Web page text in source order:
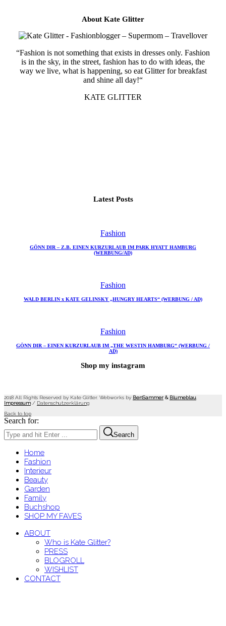
About Kate Glitter
“Fashion is not something that exists in dresses only. Fashion
is in the sky, in the street, fashion has to do with ideas, the
way we live, what is happening, so eat Glitter for breakfast
and shine all day!“
KATE GLITTER
Latest Posts
Fashion
GÖNN DIR – Z.B. EINEN KURZURLAUB IM PARK HYATT HAMBURG
(WERBUNG/AD)
Fashion
WALD BERLIN x KATE GELINSKY „HUNGRY HEARTS“ (WERBUNG / AD)
Fashion
GÖNN DIR – EINEN KURZURLAUB IM „THE WESTIN HAMBURG“ (WERBUNG /
AD)
Shop my instagram
2018 All Rights Reserved by Kate Glitter. Webworks by BenSammer & Blumeblau.
Impressum/ Datenschutzerklärung
Back to top
Search for:
Search
Home
Fashion
Interieur
Beauty
Garden
Family
Buchshop
SHOP MY FAVES
ABOUT
Who is Kate Glitter?
PRESS
BLOGROLL
WISHLIST
CONTACT